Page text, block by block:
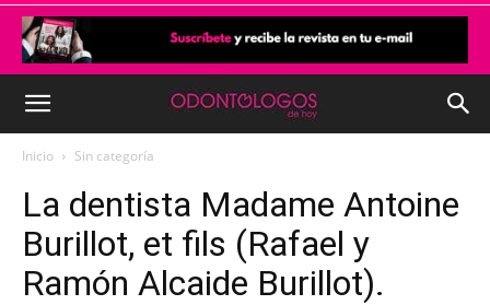
Inicio Sin categoría
La dentista Madame Antoine
Burillot, et fils (Rafael y
Ramón Alcaide Burillot).